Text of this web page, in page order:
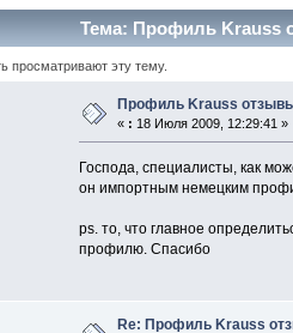
Тема: Профиль Krauss
просматривают эту тему.
Профиль Krauss
« : 18 Июля 2009, 12:29:41 »
Господа, специалисты, как
он импортным немецким
ps. то, что главное
профилю. Спасибо
Re: Профиль Krauss